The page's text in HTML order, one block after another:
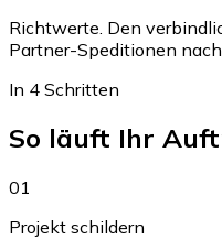
Richtwerte. Den
Partner-Speditionen
In 4 Schritten
So läuft Ihr
01
Projekt schildern